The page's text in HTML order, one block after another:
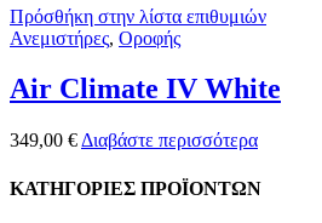
Πρόσθήκη στην λίστα επιθυμιών
Ανεμιστήρες, Οροφής
Air Climate IV White
349,00 € Διαβάστε περισσότερα
ΚΑΤΗΓΟΡΙΕΣ ΠΡΟΪΟΝΤΩΝ